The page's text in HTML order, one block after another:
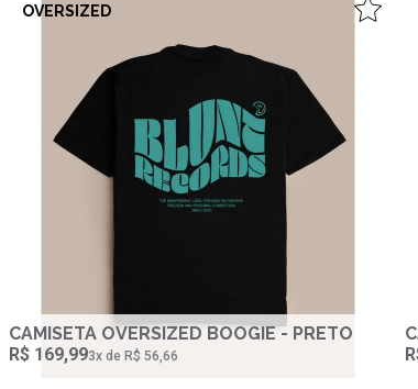
OVERSIZED
CAMISETA OVERSIZED BOOGIE - PRETO
R$ 169,993‌x de R$ 56,66